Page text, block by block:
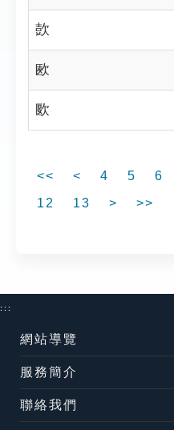
㰻
㰼
㰽
<< < 4 5 6
12
13 > >>
:::
網站導覽
服務簡介
聯絡我們